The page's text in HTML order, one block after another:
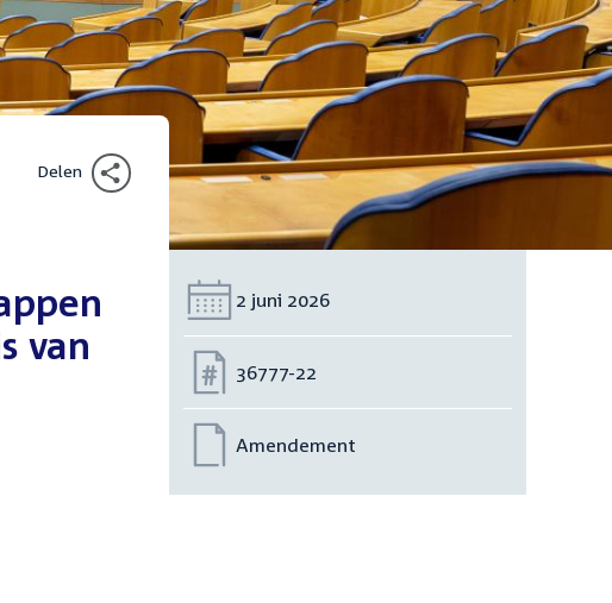
Delen
van
Datum:
2 juni 2026
Nummer:
36777-22
Amendement